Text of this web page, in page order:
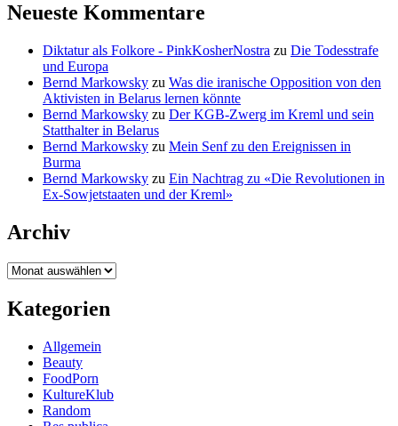
Neueste Kommentare
Diktatur als Folkore - PinkKosherNostra zu Die Todesstrafe
und Europa
Bernd Markowsky zu Was die iranische Opposition von den
Aktivisten in Belarus lernen könnte
Bernd Markowsky zu Der KGB-Zwerg im Kreml und sein
Statthalter in Belarus
Bernd Markowsky zu Mein Senf zu den Ereignissen in
Burma
Bernd Markowsky zu Ein Nachtrag zu «Die Revolutionen in
Ex-Sowjetstaaten und der Kreml»
Archiv
Archiv
Kategorien
Allgemein
Beauty
FoodPorn
KultureKlub
Random